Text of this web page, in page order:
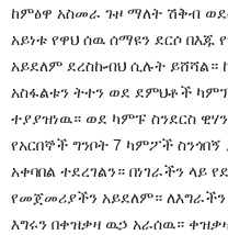
ከምፅዋ አስመራ ጉዞ ማለት ሽቅብ
አይነቱ የዋህ ሰዉ ሰማዩን ደርሶ
አይደለም ደረስኩብህ ሲሉት ይሸሻል።
አስፋልቱን ትተን ወደ ደምህቶች
ተያያዝነዉ። ወደ ካምፑ ስንደርስ
የአርበኞች ግንቦት 7 ካምፖች
አቀባበል ተደረገልን። በነገራችን ላይ
የመጀመሪያችን አይደለም።
እግሩን በቀዝቃዛ ዉኃ አራሰዉ።